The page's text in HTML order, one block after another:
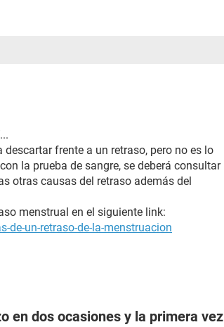
frente a un retraso, pero no es lo
la prueba de sangre, se deberá consultar
otras causas del retraso además del
menstrual en el siguiente link:
un-retraso-de-la-menstruacion
en dos ocasiones y la primera vez